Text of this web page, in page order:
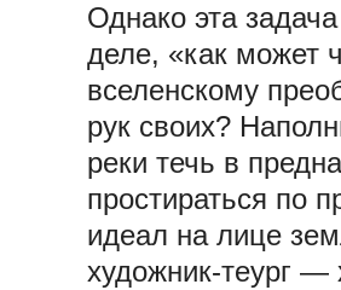
Однако эта
деле, «как может
вселенскому
рук своих?
реки течь в
простираться по
идеал на лице
художник-теург